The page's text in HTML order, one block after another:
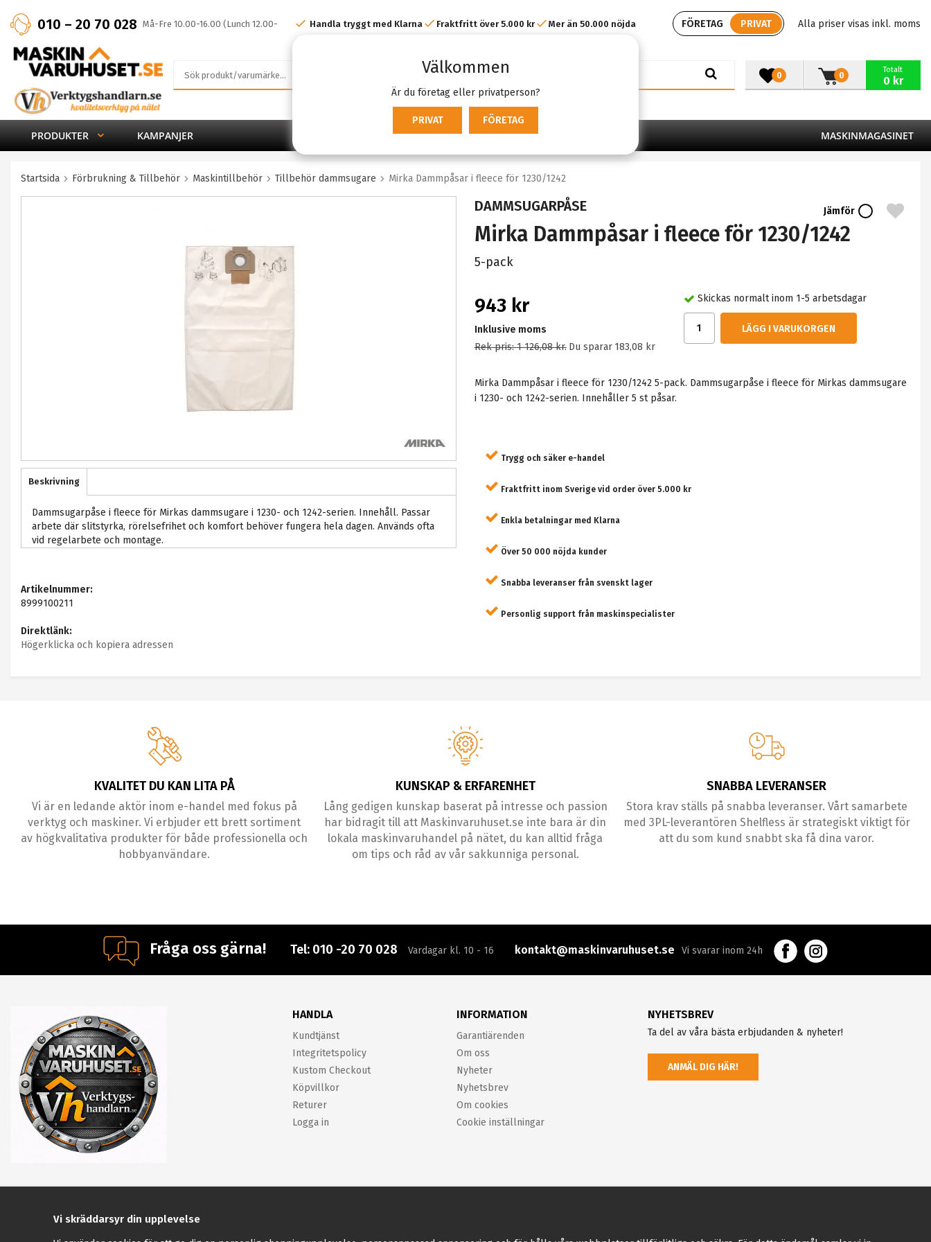
Välkommen
Är du företag eller privatperson?
PRIVAT FÖRETAG
010 – 20 70 028 Må-Fre 10.00-16.00 (Lunch 12.00-
13.00)
FÖRETAG PRIVAT Alla priser visas inkl. moms
Handla tryggt med Klarna Fraktfritt över 5.000 kr Mer än 50.000 nöjda
0
Totalt
0 kr
0
PRODUKTER KAMPANJER MASKINMAGASINET
Startsida Förbrukning & Tillbehör Maskintillbehör Tillbehör dammsugare Mirka Dammpåsar i fleece för 1230/1242
DAMMSUGARPÅSE
Mirka Dammpåsar i fleece för 1230/1242
5-pack
Jämför
943 kr
Inklusive moms
Rek pris:1 126,08 kr. Du sparar 183,08 kr
Skickas normalt inom 1-5 arbetsdagar
LÄGG I VARUKORGEN
Mirka Dammpåsar i fleece för 1230/1242 5-pack. Dammsugarpåse i fleece för Mirkas dammsugare
i 1230- och 1242-serien. Innehåller 5 st påsar.
Trygg och säker e-handel
Fraktfritt inom Sverige vid order över 5.000 kr
Enkla betalningar med Klarna
Över 50 000 nöjda kunder
Snabba leveranser från svenskt lager
Personlig support från maskinspecialister
Beskrivning
Dammsugarpåse i fleece för Mirkas dammsugare i 1230- och 1242-serien. Innehåll. Passar
arbete där slitstyrka, rörelsefrihet och komfort behöver fungera hela dagen. Används ofta
vid regelarbete och montage.
Artikelnummer:
8999100211
Direktlänk:
Högerklicka och kopiera adressen
KVALITET DU KAN LITA PÅ
Vi är en ledande aktör inom e-handel med fokus på
verktyg och maskiner. Vi erbjuder ett brett sortiment
av högkvalitativa produkter för både professionella och
hobbyanvändare.
KUNSKAP & ERFARENHET
Lång gedigen kunskap baserat på intresse och passion
har bidragit till att Maskinvaruhuset.se inte bara är din
lokala maskinvaruhandel på nätet, du kan alltid fråga
om tips och råd av vår sakkunniga personal.
SNABBA LEVERANSER
Stora krav ställs på snabba leveranser. Vårt samarbete
med 3PL-leverantören Shelfless är strategiskt viktigt för
att du som kund snabbt ska få dina varor.
Fråga oss gärna! Tel: 010 -20 70 028 Vardagar kl. 10 - 16 kontakt@maskinvaruhuset.se Vi svarar inom 24h
HANDLA
Kundtjänst
Integritetspolicy
Kustom Checkout
Köpvillkor
Returer
Logga in
INFORMATION
Garantiärenden
Om oss
Nyheter
Nyhetsbrev
Om cookies
Cookie inställningar
NYHETSBREV
Ta del av våra bästa erbjudanden & nyheter!
ANMÄL DIG HÄR!
Vi skräddarsyr din upplevelse